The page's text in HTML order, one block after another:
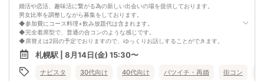
◆自家製鍋つくね、讃岐うどん
◆大根サラダ
◆フライドポテト
◆名物！生つくね串
◆こだわりの塩ザンギ
◆〆の雑炊
◆本日のデザート
飲み放題
生ビール、サワー、ソフトドリンクなど
婚活や恋活、趣味活に繋がる為の新しい出会いの場を提供しております。
男女比率を調整しながら募集をしております。
◆参加費にコース料理+飲み放題代は含まれます。
◆完全着席型で、普通の合コンのような感じです。
◆席替えは2回の予定でおりますので、ゆっくりお話しすることができます。
少人数開催の場合席替えがない場合もございます。
◆スタートから終わりまで、スタッフも同行しますので、一人参加の方や初参加
の方も安心だと思います。
◆カップリング・プロフィールカードの記入はございません。
札幌駅 | 8月14日(金) 15:30〜
ナビスタ 30代向け 40代向け バツイチ・再婚 街コン